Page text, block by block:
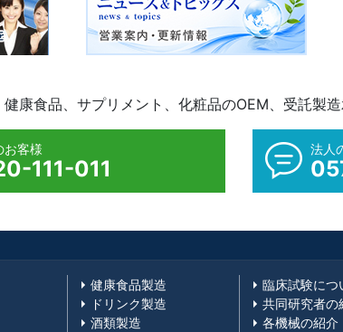
康食品、サプリメント、化粧品のOEM、受託製造
お客様
111-011
法人
健康食品製造
ドリンク製造
酒類製造
臨床試験につ
共同研究者の
各機械の紹介